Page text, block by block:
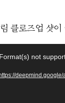
클로즈업 샷
not